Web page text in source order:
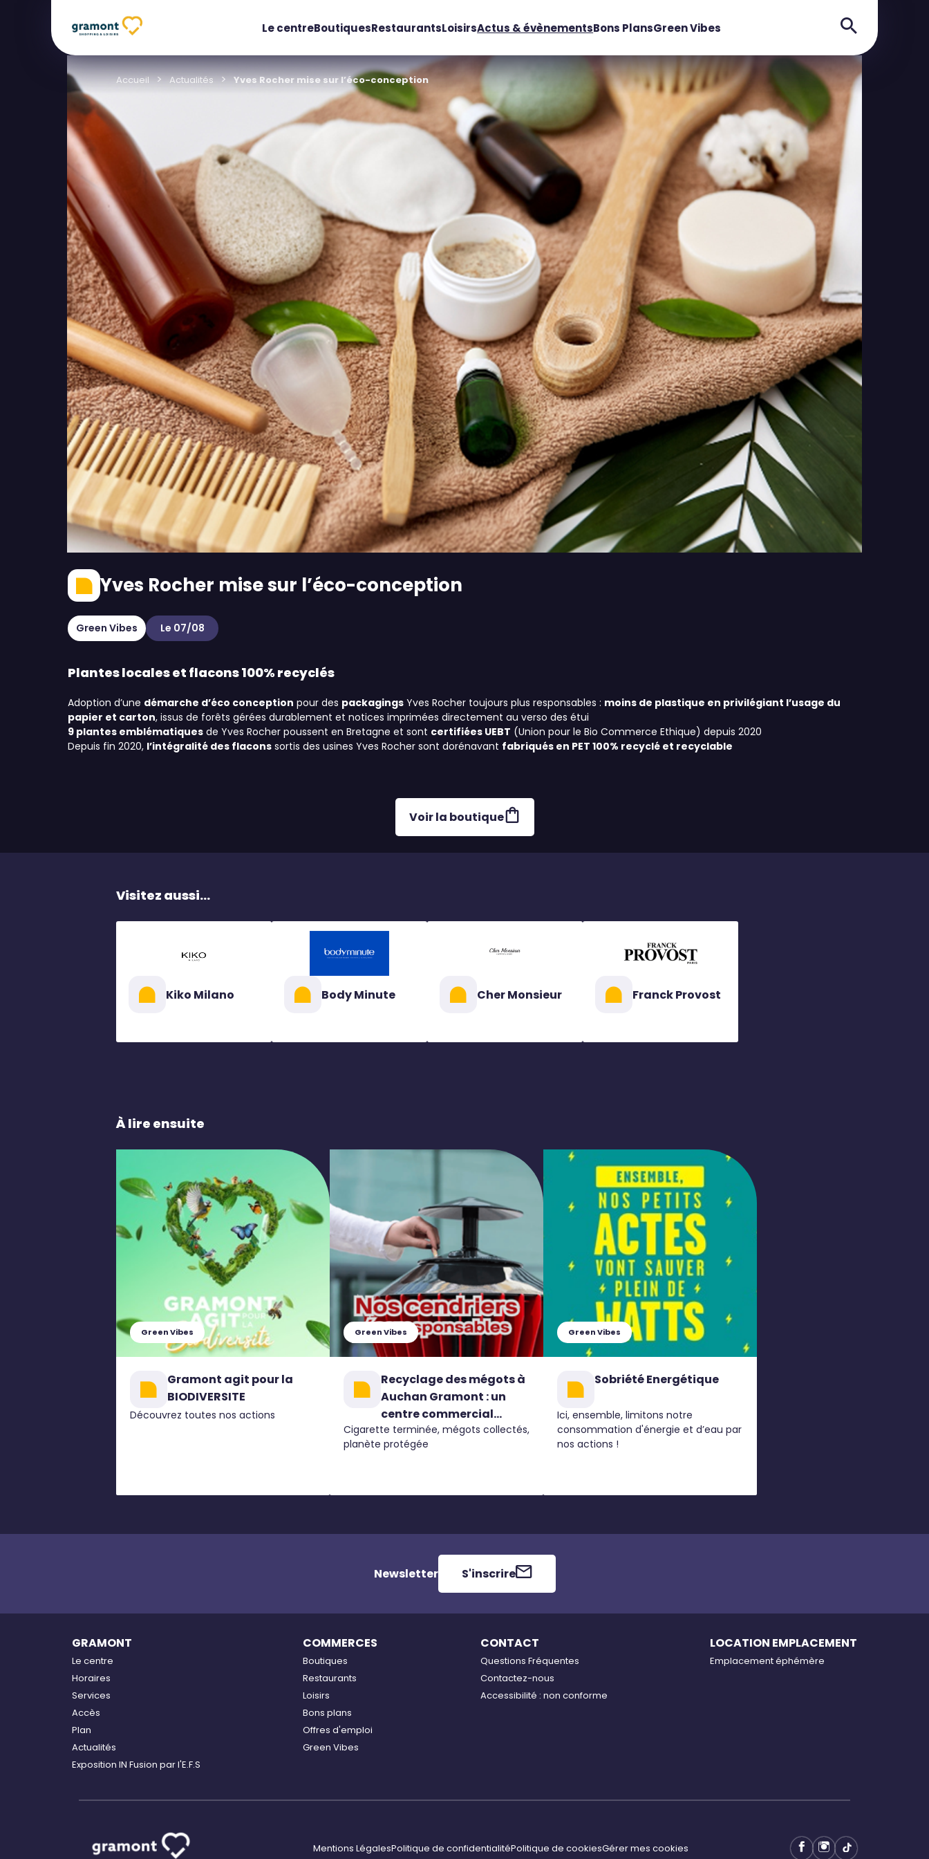
Le centreBoutiquesRestaurantsLoisirsActus & évènementsBons PlansGreen Vibes
Accueil Actualités Yves Rocher mise sur l’éco-conception
Yves Rocher mise sur l’éco-conception
Green Vibes Le 07/08
Plantes locales et flacons 100% recyclés
Adoption d’une démarche d’éco conception pour des packagings Yves Rocher toujours plus responsables : moins de plastique en privilégiant l’usage du
papier et carton, issus de forêts gérées durablement et notices imprimées directement au verso des étui
9 plantes emblématiques de Yves Rocher poussent en Bretagne et sont certifiées UEBT (Union pour le Bio Commerce Ethique) depuis 2020
Depuis fin 2020, l’intégralité des flacons sortis des usines Yves Rocher sont dorénavant fabriqués en PET 100% recyclé et recyclable
Voir la boutique
Visitez aussi...
Kiko Milano Body Minute Cher Monsieur Franck Provost
À lire ensuite
Green Vibes
Gramont agit pour la
BIODIVERSITE
Découvrez toutes nos actions
Green Vibes
Recyclage des mégots à
Auchan Gramont : un
centre commercial
engagé pour
l'environnement
Cigarette terminée, mégots collectés,
planète protégée
Green Vibes
Sobriété Energétique
Ici, ensemble, limitons notre
consommation d'énergie et d’eau par
nos actions !
Newsletter S'inscrire
GRAMONT
Le centre
Horaires
Services
Accès
Plan
Actualités
Exposition IN Fusion par l'E.F.S
COMMERCES
Boutiques
Restaurants
Loisirs
Bons plans
Offres d'emploi
Green Vibes
CONTACT
Questions Fréquentes
Contactez-nous
Accessibilité : non conforme
LOCATION EMPLACEMENT
Emplacement éphémère
Mentions LégalesPolitique de confidentialitéPolitique de cookiesGérer mes cookies